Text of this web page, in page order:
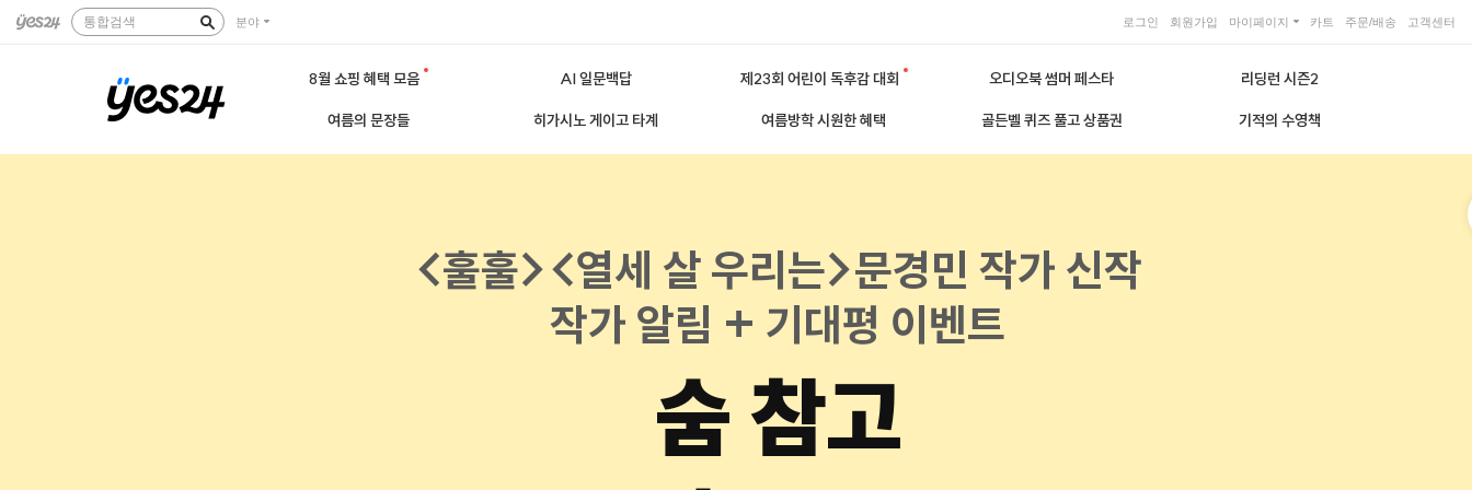
통합검색 분야 로그인 회원가입 마이페이지 카트 주문/배송 고객센터
8월 쇼핑 혜택 모음 AI 일문백답 제23회 어린이 독후감 대회 오디오북 썸머 페스타 리딩런 시즌2
여름의 문장들 히가시노 게이고 타계 여름방학 시원한 혜택 골든벨 퀴즈 풀고 상품권 기적의 수영책
<훌훌><열세 살 우리는>문경민 작가 신작
작가 알림 + 기대평 이벤트
숨 참고